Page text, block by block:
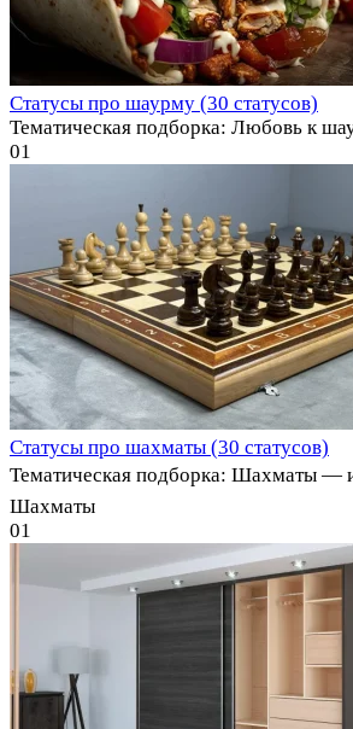
Статусы про шаурму (30 статусов)
Тематическая подборка: Любовь к
01
Статусы про шахматы (30 статусов)
Тематическая подборка: Шахматы —
Шахматы
01